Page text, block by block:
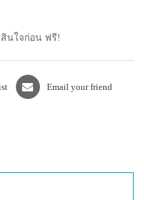
นใจก่อน ฟรี!
Email your friend